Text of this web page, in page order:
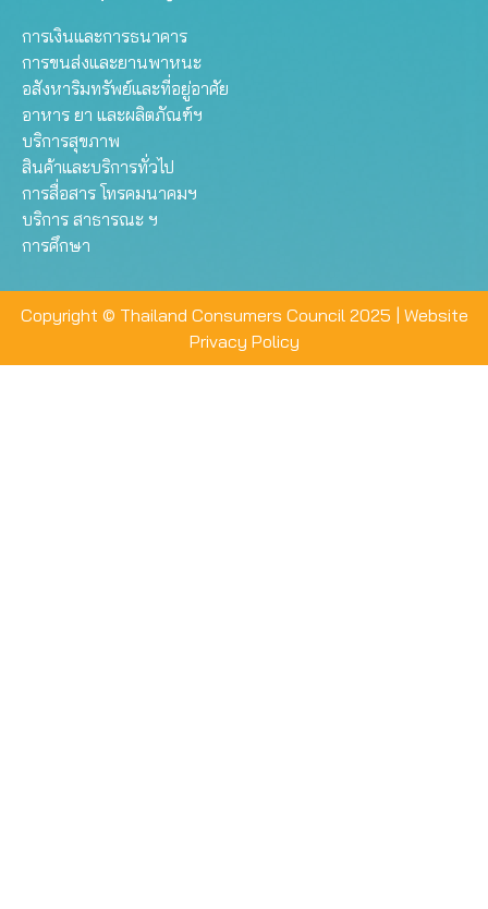
การเงินและการธนาคาร
การขนส่งและยานพาหนะ
อสังหาริมทรัพย์และที่อยู่อาศัย
อาหาร ยา และผลิตภัณฑ์ฯ
บริการสุขภาพ
สินค้าและบริการทั่วไป
การสื่อสาร โทรคมนาคมฯ
บริการ สาธารณะ ฯ
การศึกษา
Copyright © Thailand Consumers Council 2025 | Website
Privacy Policy